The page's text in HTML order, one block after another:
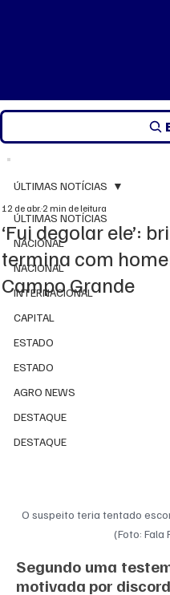
ÚLTIMAS NOTÍCIAS
NACIONAL
NACIONAL
INTERNACIONAL
CAPITAL
ESTADO
ESTADO
AGRO NEWS
DESTAQUE
DESTAQUE
ÚLTIMAS NOTÍCIAS
‘Fui degolar ele’:
termina com
Campo Grande
12 de abr.2 min de leitura
O suspeito teria tentado
(Foto: Fala
Segundo uma
motivada por